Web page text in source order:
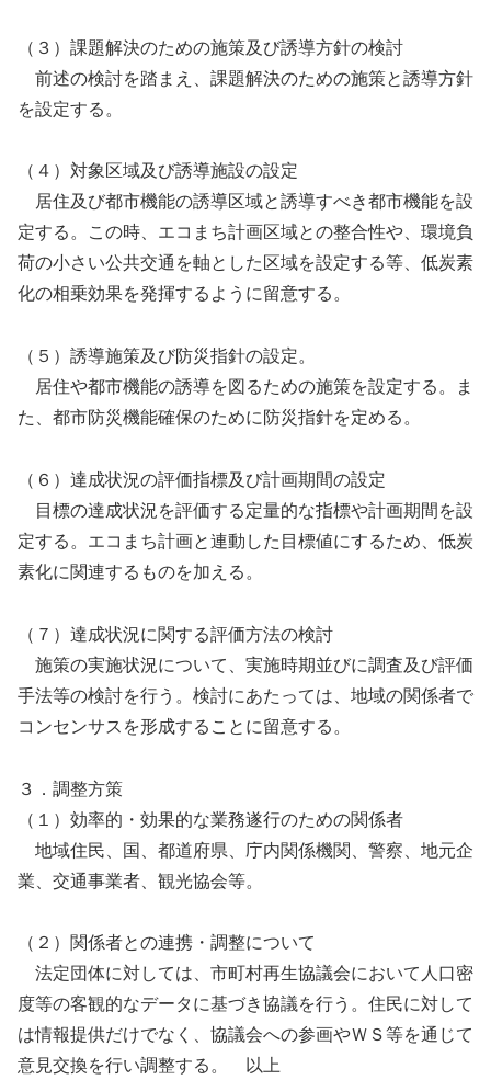
（３）課題解決のための施策及び誘導方針の検討
前述の検討を踏まえ、課題解決のための施策と誘導方針
を設定する。
（４）対象区域及び誘導施設の設定
居住及び都市機能の誘導区域と誘導すべき都市機能を設
定する。この時、エコまち計画区域との整合性や、環境負
荷の小さい公共交通を軸とした区域を設定する等、低炭素
化の相乗効果を発揮するように留意する。
（５）誘導施策及び防災指針の設定。
居住や都市機能の誘導を図るための施策を設定する。ま
た、都市防災機能確保のために防災指針を定める。
（６）達成状況の評価指標及び計画期間の設定
目標の達成状況を評価する定量的な指標や計画期間を設
定する。エコまち計画と連動した目標値にするため、低炭
素化に関連するものを加える。
（７）達成状況に関する評価方法の検討
施策の実施状況について、実施時期並びに調査及び評価
手法等の検討を行う。検討にあたっては、地域の関係者で
コンセンサスを形成することに留意する。
３．調整方策
（１）効率的・効果的な業務遂行のための関係者
地域住民、国、都道府県、庁内関係機関、警察、地元企
業、交通事業者、観光協会等。
（２）関係者との連携・調整について
法定団体に対しては、市町村再生協議会において人口密
度等の客観的なデータに基づき協議を行う。住民に対して
は情報提供だけでなく、協議会への参画やＷＳ等を通じて
意見交換を行い調整する。 以上